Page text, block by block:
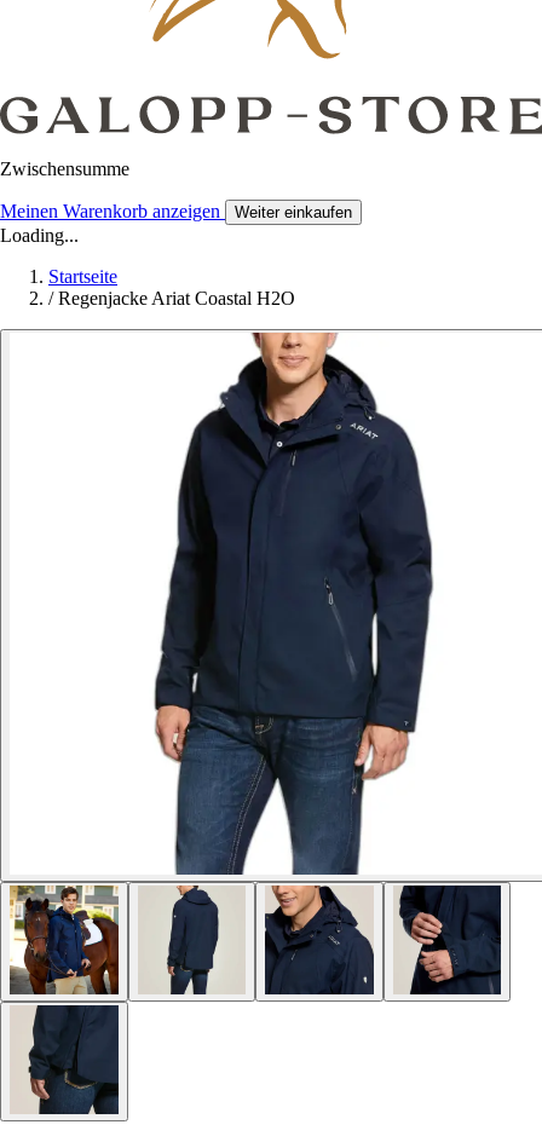
Zwischensumme
Meinen Warenkorb anzeigen Weiter einkaufen
Loading...
Startseite
/ Regenjacke Ariat Coastal H2O